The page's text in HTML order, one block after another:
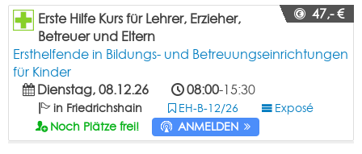
47,- €
Erste Hilfe Kurs für Lehrer, Erzieher,
Betreuer und Eltern
Ersthelfende in Bildungs- und Betreuungseinrichtungen
für Kinder
Dienstag, 08.12.26
08:00-15:30
in Friedrichshain EH-B-12/26
Exposé
Noch Plätze frei!
ANMELDEN